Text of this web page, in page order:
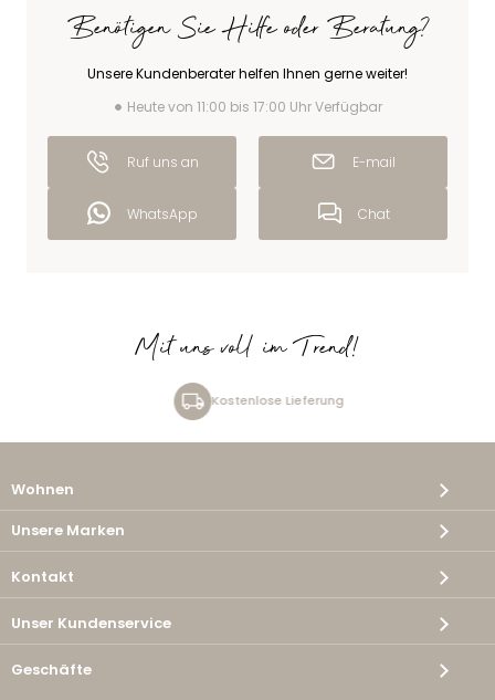
Benötigen Sie Hilfe oder Beratung?
Unsere Kundenberater helfen Ihnen gerne weiter!
Heute von 11:00 bis 17:00 Uhr Verfügbar
Ruf uns an E-mail
WhatsApp Chat
Mit uns voll im Trend!
Kostenlose Lieferung
Wohnen
Unsere Marken
Kontakt
Unser Kundenservice
Geschäfte